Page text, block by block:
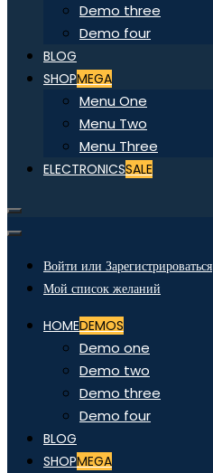
Demo three
Demo four
BLOG
SHOPMEGA
Menu One
Menu Two
Menu Three
ELECTRONICSSALE
Войти или Зарегистрироваться
Мой список желаний
HOMEDEMOS
Demo one
Demo two
Demo three
Demo four
BLOG
SHOPMEGA